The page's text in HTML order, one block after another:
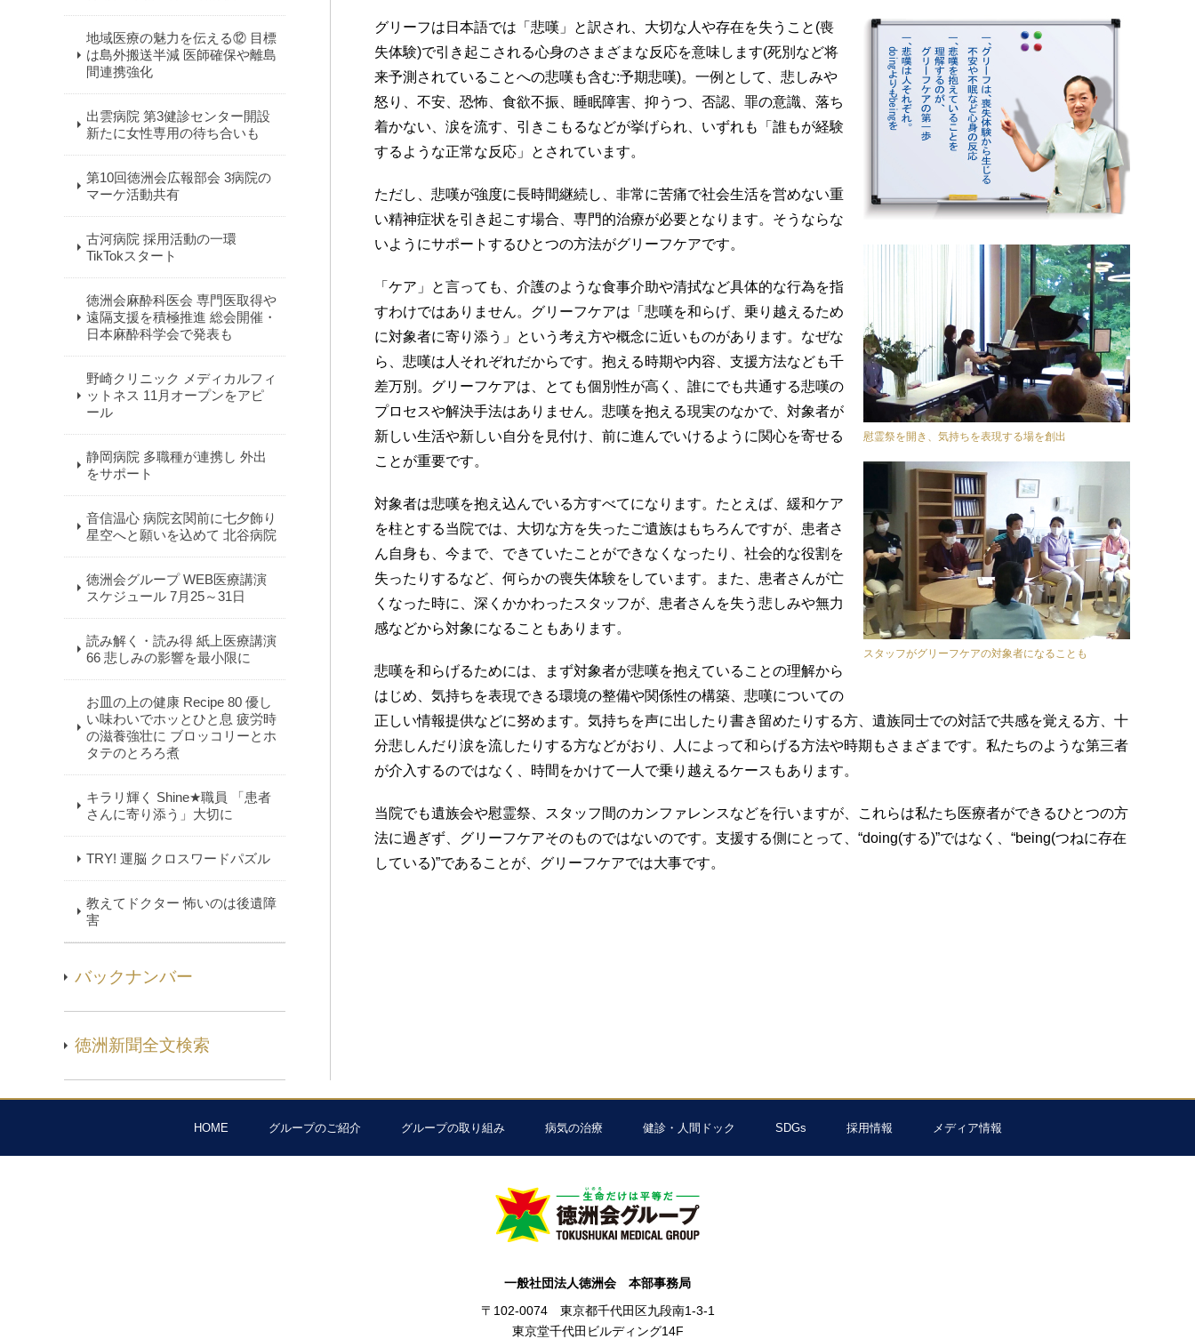
地域医療の魅力を伝える⑫ 目標
は島外搬送半減 医師確保や離島
間連携強化
出雲病院 第3健診センター開設
新たに女性専用の待ち合いも
第10回徳洲会広報部会 3病院の
マーケ活動共有
古河病院 採用活動の一環
TikTokスタート
徳洲会麻酔科医会 専門医取得や
遠隔支援を積極推進 総会開催・
日本麻酔科学会で発表も
野崎クリニック メディカルフィ
ットネス 11月オープンをアピ
ール
静岡病院 多職種が連携し 外出
をサポート
音信温心 病院玄関前に七夕飾り
星空へと願いを込めて 北谷病院
徳洲会グループ WEB医療講演
スケジュール 7月25～31日
読み解く・読み得 紙上医療講演
66 悲しみの影響を最小限に
お皿の上の健康 Recipe 80 優し
い味わいでホッとひと息 疲労時
の滋養強壮に ブロッコリーとホ
タテのとろろ煮
キラリ輝く Shine★職員 「患者
さんに寄り添う」大切に
TRY! 運脳 クロスワードパズル
教えてドクター 怖いのは後遺障
害
バックナンバー
徳洲新聞全文検索
慰霊祭を開き、気持ちを表現する場を創出
スタッフがグリーフケアの対象者になることも
グリーフは日本語では「悲嘆」と訳され、大切な人や存在を失うこと(喪
失体験)で引き起こされる心身のさまざまな反応を意味します(死別など将
来予測されていることへの悲嘆も含む:予期悲嘆)。一例として、悲しみや
怒り、不安、恐怖、食欲不振、睡眠障害、抑うつ、否認、罪の意識、落ち
着かない、涙を流す、引きこもるなどが挙げられ、いずれも「誰もが経験
するような正常な反応」とされています。
ただし、悲嘆が強度に長時間継続し、非常に苦痛で社会生活を営めない重
い精神症状を引き起こす場合、専門的治療が必要となります。そうならな
いようにサポートするひとつの方法がグリーフケアです。
「ケア」と言っても、介護のような食事介助や清拭など具体的な行為を指
すわけではありません。グリーフケアは「悲嘆を和らげ、乗り越えるため
に対象者に寄り添う」という考え方や概念に近いものがあります。なぜな
ら、悲嘆は人それぞれだからです。抱える時期や内容、支援方法なども千
差万別。グリーフケアは、とても個別性が高く、誰にでも共通する悲嘆の
プロセスや解決手法はありません。悲嘆を抱える現実のなかで、対象者が
新しい生活や新しい自分を見付け、前に進んでいけるように関心を寄せる
ことが重要です。
対象者は悲嘆を抱え込んでいる方すべてになります。たとえば、緩和ケア
を柱とする当院では、大切な方を失ったご遺族はもちろんですが、患者さ
ん自身も、今まで、できていたことができなくなったり、社会的な役割を
失ったりするなど、何らかの喪失体験をしています。また、患者さんが亡
くなった時に、深くかかわったスタッフが、患者さんを失う悲しみや無力
感などから対象になることもあります。
悲嘆を和らげるためには、まず対象者が悲嘆を抱えていることの理解から
はじめ、気持ちを表現できる環境の整備や関係性の構築、悲嘆についての
正しい情報提供などに努めます。気持ちを声に出したり書き留めたりする方、遺族同士での対話で共感を覚える方、十
分悲しんだり涙を流したりする方などがおり、人によって和らげる方法や時期もさまざまです。私たちのような第三者
が介入するのではなく、時間をかけて一人で乗り越えるケースもあります。
当院でも遺族会や慰霊祭、スタッフ間のカンファレンスなどを行いますが、これらは私たち医療者ができるひとつの方
法に過ぎず、グリーフケアそのものではないのです。支援する側にとって、“doing(する)”ではなく、“being(つねに存在
している)”であることが、グリーフケアでは大事です。
HOME グループのご紹介 グループの取り組み 病気の治療 健診・人間ドック SDGs 採用情報 メディア情報
一般社団法人徳洲会 本部事務局
〒102-0074 東京都千代田区九段南1-3-1
東京堂千代田ビルディング14F